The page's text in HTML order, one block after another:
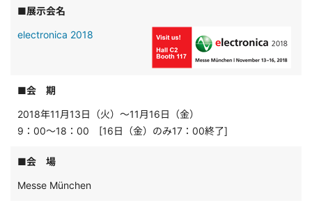
■展示会名
electronica 2018
■会 期
2018年11月13日（火）～11月16日（金）
9：00～18：00 [16日（金）のみ17：00終了]
■会 場
Messe München